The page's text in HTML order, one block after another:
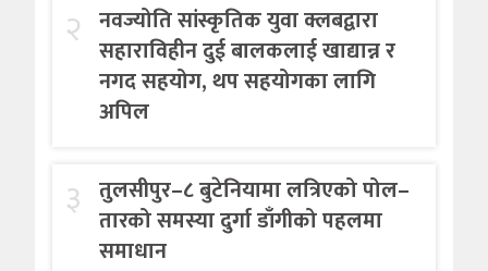
२ नवज्योति सांस्कृतिक युवा क्लबद्वारा
सहाराविहीन दुई बालकलाई खाद्यान्न र
नगद सहयोग, थप सहयोगका लागि
अपिल
३ तुलसीपुर–८ बुटेनियामा लत्रिएको पोल–
तारको समस्या दुर्गा डाँगीको पहलमा
समाधान